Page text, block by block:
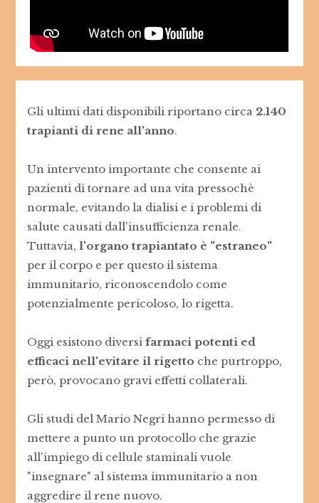
Gli ultimi dati disponibili riportano circa 2.140
trapianti di rene all'anno.
Un intervento importante che consente ai
pazienti di tornare ad una vita pressochè
normale, evitando la dialisi e i problemi di
salute causati dall'insufficienza renale.
Tuttavia,l'organo trapiantato è "estraneo"
per il corpo e per questo il sistema
immunitario, riconoscendolo come
potenzialmente pericoloso, lo rigetta.
Oggi esistono diversifarmaci potenti ed
efficaci nell'evitare il rigetto che purtroppo,
però, provocano gravi effetti collaterali.
Gli studi del Mario Negri hanno permesso di
mettere a punto un protocollo che grazie
all'impiego di cellule staminali vuole
"insegnare" al sistema immunitario a non
aggredire il rene nuovo.